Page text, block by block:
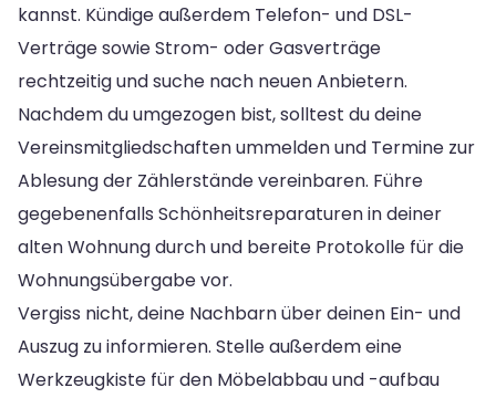
kannst. Kündige außerdem Telefon- und DSL-
Verträge sowie Strom- oder Gasverträge
rechtzeitig und suche nach neuen Anbietern.
Nachdem du umgezogen bist, solltest du deine
Vereinsmitgliedschaften ummelden und Termine zur
Ablesung der Zählerstände vereinbaren. Führe
gegebenenfalls Schönheitsreparaturen in deiner
alten Wohnung durch und bereite Protokolle für die
Wohnungsübergabe vor.
Vergiss nicht, deine Nachbarn über deinen Ein- und
Auszug zu informieren. Stelle außerdem eine
Werkzeugkiste für den Möbelabbau und -aufbau